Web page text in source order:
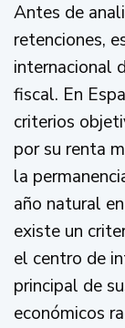
Antes de
retenciones,
internacional
fiscal. En
criterios
por su renta
la
año natural
existe un
el centro de
principal de
económicos